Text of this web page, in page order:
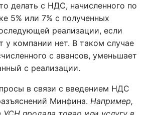
делать с НДС, начисленного по
5% или 7% с полученных
реализации, если
у компании нет. В таком случае
с авансов, уменьшает
с реализации.
в связи с введением НДС
Минфина. Например,